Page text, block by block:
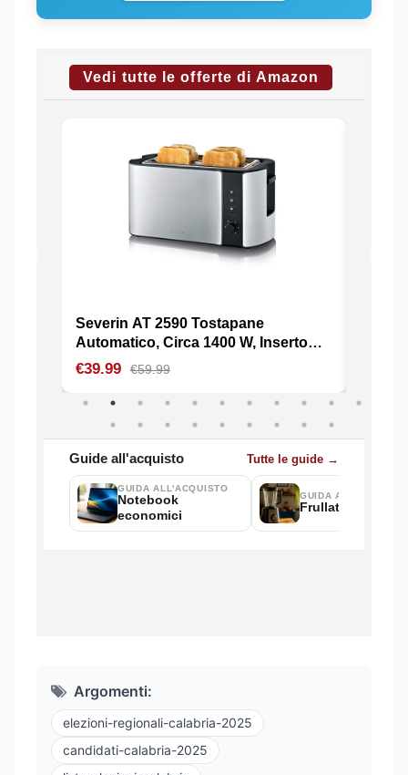
Argomenti:
elezioni-regionali-calabria-2025
candidati-calabria-2025